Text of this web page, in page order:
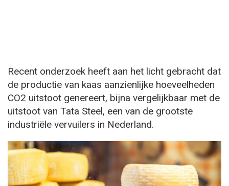
Recent onderzoek heeft aan het licht gebracht dat
de productie van kaas aanzienlijke hoeveelheden
CO2 uitstoot genereert, bijna vergelijkbaar met de
uitstoot van Tata Steel, een van de grootste
industriële vervuilers in Nederland.